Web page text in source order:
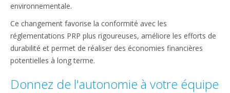
environnementale.
Ce changement favorise la conformité avec les
réglementations PRP plus rigoureuses, améliore les efforts de
durabilité et permet de réaliser des économies financières
potentielles à long terme.
Donnez de l'autonomie à votre équipe